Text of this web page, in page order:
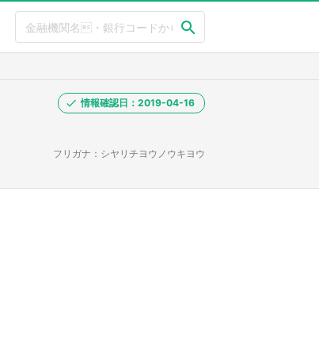
フリガナ：シヤリチヨウノウキヨウ
情報確認日：2019-04-16